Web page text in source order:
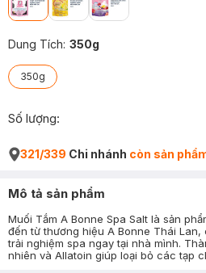
Dung Tích: 350g
350g
Số lượng:
321/339 Chi nhánh còn sản
Mô tả sản phẩm
Muối Tắm A Bonne Spa Salt là sản
đến từ thương hiệu A Bonne Thái
trải nghiệm spa ngay tại nhà mình.
nhiên và Allatoin giúp loại bỏ các tạp